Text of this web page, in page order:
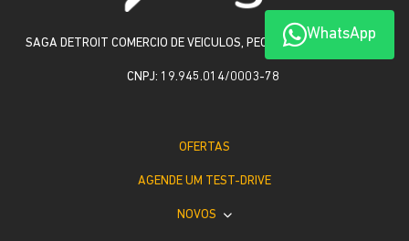
WhatsApp
SAGA DETROIT COMERCIO DE VEICULOS, PECAS E SERVICOS LTDA
CNPJ: 19.945.014/0003-78
OFERTAS
AGENDE UM TEST-DRIVE
NOVOS